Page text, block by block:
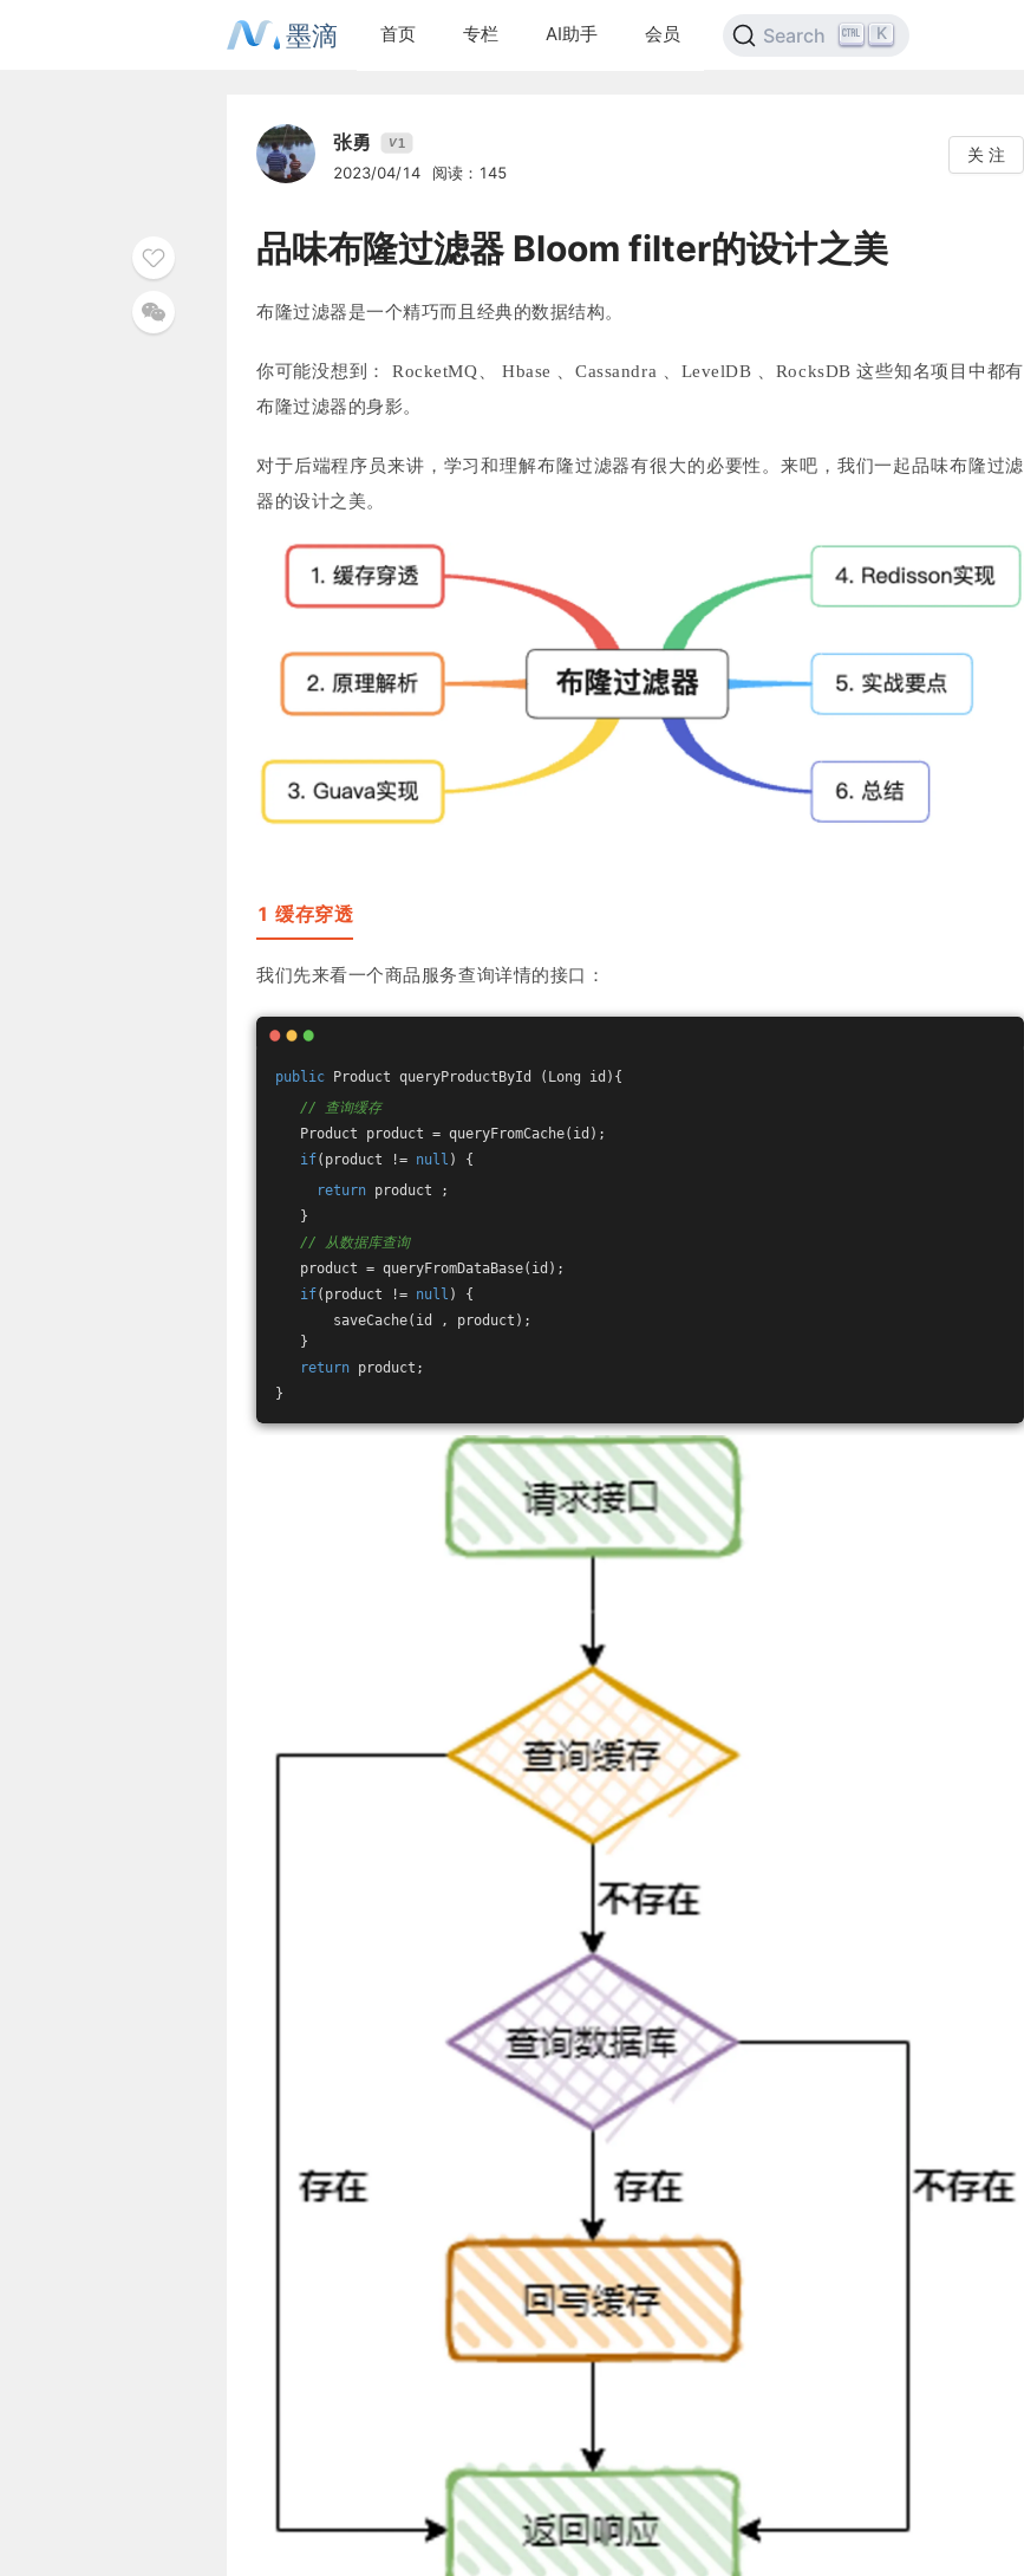
墨滴 首页 专栏 AI助手 会员 Search K
张勇 V1
2023/04/14 阅读：145
关 注
品味布隆过滤器 Bloom filter的设计之美
布隆过滤器是一个精巧而且经典的数据结构。
你可能没想到： RocketMQ、 Hbase 、Cassandra 、LevelDB 、RocksDB 这些知名项目中都有
布隆过滤器的身影。
对于后端程序员来讲，学习和理解布隆过滤器有很大的必要性。来吧，我们一起品味布隆过滤
器的设计之美。
1 缓存穿透
我们先来看一个商品服务查询详情的接口：
public Product queryProductById (Long id) {
// 查询缓存
Product product = queryFromCache(id);
if(product != null ) {
return product ;
}
// 从数据库查询
product = queryFromDataBase(id);
if(product != null ) {
saveCache(id , product);
}
return product;
}